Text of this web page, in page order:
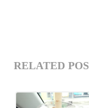
RELATED